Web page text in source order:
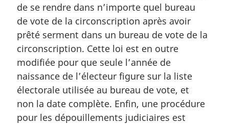
de se rendre dans n’importe quel bureau
de vote de la circonscription après avoir
prêté serment dans un bureau de vote de la
circonscription. Cette loi est en outre
modifiée pour que seule l’année de
naissance de l’électeur figure sur la liste
électorale utilisée au bureau de vote, et
non la date complète. Enfin, une procédure
pour les dépouillements judiciaires est